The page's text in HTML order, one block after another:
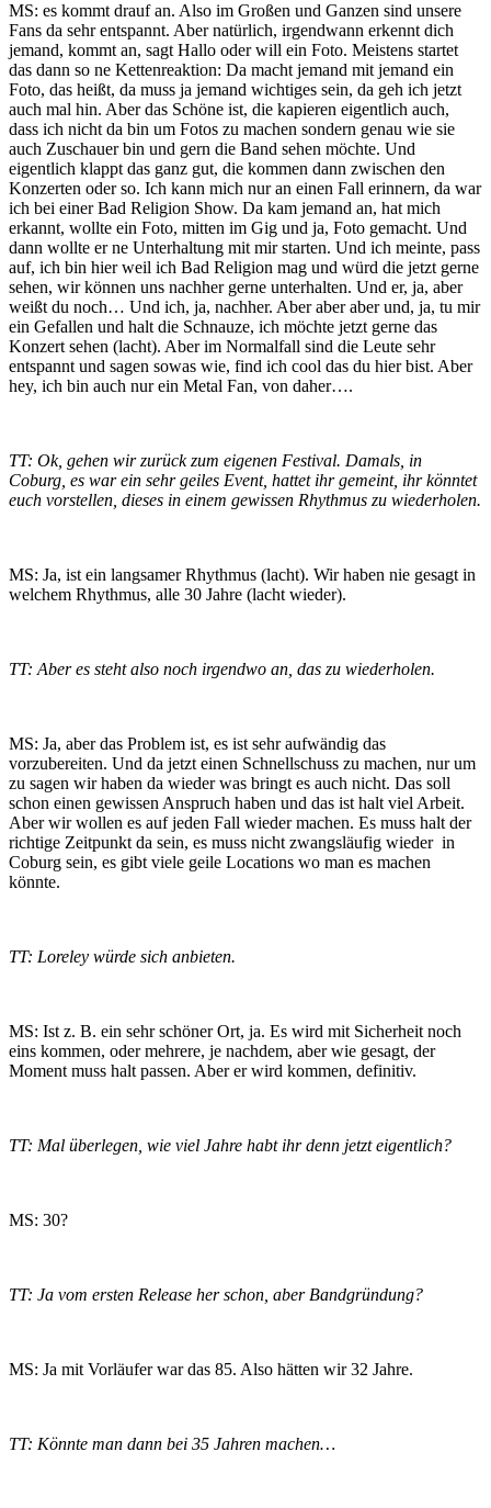
MS: es kommt drauf an. Also im Großen und Ganzen sind unsere
Fans da sehr entspannt. Aber natürlich, irgendwann erkennt dich
jemand, kommt an, sagt Hallo oder will ein Foto. Meistens startet
das dann so ne Kettenreaktion: Da macht jemand mit jemand ein
Foto, das heißt, da muss ja jemand wichtiges sein, da geh ich jetzt
auch mal hin. Aber das Schöne ist, die kapieren eigentlich auch,
dass ich nicht da bin um Fotos zu machen sondern genau wie sie
auch Zuschauer bin und gern die Band sehen möchte. Und
eigentlich klappt das ganz gut, die kommen dann zwischen den
Konzerten oder so. Ich kann mich nur an einen Fall erinnern, da war
ich bei einer Bad Religion Show. Da kam jemand an, hat mich
erkannt, wollte ein Foto, mitten im Gig und ja, Foto gemacht. Und
dann wollte er ne Unterhaltung mit mir starten. Und ich meinte, pass
auf, ich bin hier weil ich Bad Religion mag und würd die jetzt gerne
sehen, wir können uns nachher gerne unterhalten. Und er, ja, aber
weißt du noch… Und ich, ja, nachher. Aber aber aber und, ja, tu mir
ein Gefallen und halt die Schnauze, ich möchte jetzt gerne das
Konzert sehen (lacht). Aber im Normalfall sind die Leute sehr
entspannt und sagen sowas wie, find ich cool das du hier bist. Aber
hey, ich bin auch nur ein Metal Fan, von daher….
TT: Ok, gehen wir zurück zum eigenen Festival. Damals, in
Coburg, es war ein sehr geiles Event, hattet ihr gemeint, ihr könntet
euch vorstellen, dieses in einem gewissen Rhythmus zu wiederholen.
MS: Ja, ist ein langsamer Rhythmus (lacht). Wir haben nie gesagt in
welchem Rhythmus, alle 30 Jahre (lacht wieder).
TT: Aber es steht also noch irgendwo an, das zu wiederholen.
MS: Ja, aber das Problem ist, es ist sehr aufwändig das
vorzubereiten. Und da jetzt einen Schnellschuss zu machen, nur um
zu sagen wir haben da wieder was bringt es auch nicht. Das soll
schon einen gewissen Anspruch haben und das ist halt viel Arbeit.
Aber wir wollen es auf jeden Fall wieder machen. Es muss halt der
richtige Zeitpunkt da sein, es muss nicht zwangsläufig wieder in
Coburg sein, es gibt viele geile Locations wo man es machen
könnte.
TT: Loreley würde sich anbieten.
MS: Ist z. B. ein sehr schöner Ort, ja. Es wird mit Sicherheit noch
eins kommen, oder mehrere, je nachdem, aber wie gesagt, der
Moment muss halt passen. Aber er wird kommen, definitiv.
TT: Mal überlegen, wie viel Jahre habt ihr denn jetzt eigentlich?
MS: 30?
TT: Ja vom ersten Release her schon, aber Bandgründung?
MS: Ja mit Vorläufer war das 85. Also hätten wir 32 Jahre.
TT: Könnte man dann bei 35 Jahren machen…